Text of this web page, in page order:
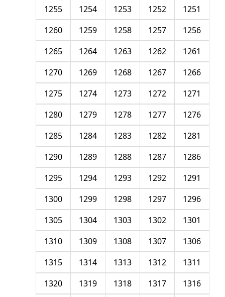
1251
1252
1253
1254
1255
1256
1257
1258
1259
1260
1261
1262
1263
1264
1265
1266
1267
1268
1269
1270
1271
1272
1273
1274
1275
1276
1277
1278
1279
1280
1281
1282
1283
1284
1285
1286
1287
1288
1289
1290
1291
1292
1293
1294
1295
1296
1297
1298
1299
1300
1301
1302
1303
1304
1305
1306
1307
1308
1309
1310
1311
1312
1313
1314
1315
1316
1317
1318
1319
1320